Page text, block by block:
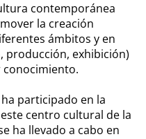
contemporánea
la creación
ámbitos y en
producción, exhibición)
participado en la
centro cultural de la
ha llevado a cabo en